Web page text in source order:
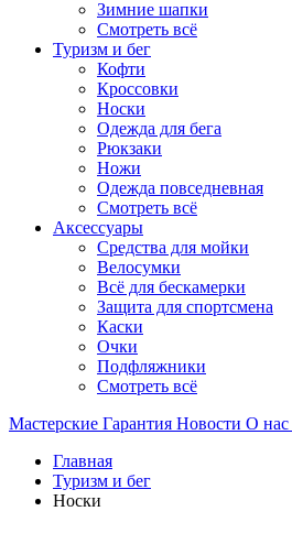
Зимние шапки
Смотреть всё
Туризм и бег
Кофти
Кроссовки
Носки
Одежда для бега
Рюкзаки
Ножи
Одежда повседневная
Смотреть всё
Аксессуары
Cредства для мойки
Велосумки
Всё для бескамерки
Защита для спортсмена
Каски
Очки
Подфляжники
Смотреть всё
Мастерские Гарантия Новости О нас
Главная
Туризм и бег
Носки